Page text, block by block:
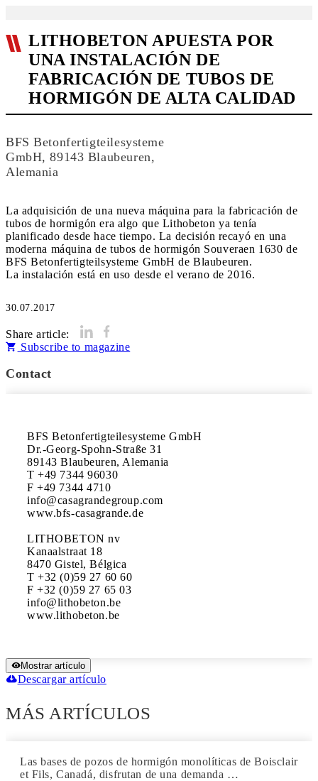
LITHOBETON APUESTA POR
UNA INSTALACIÓN DE
FABRICACIÓN DE TUBOS DE
HORMIGÓN DE ALTA CALIDAD
BFS Betonfertigteilesysteme
GmbH, 89143 Blaubeuren,
Alemania
La adquisición de una nueva máquina para la fabricación de
tubos de hormigón era algo que Lithobeton ya tenía
planificado desde hace tiempo. La decisión recayó en una
moderna máquina de tubos de hormigón Souveraen 1630 de
BFS Betonfertigteilsysteme GmbH de Blaubeuren.
La instalación está en uso desde el verano de 2016.
30.07.2017
Share article:
Subscribe to magazine
Contact
BFS Betonfertigteilesysteme GmbH
Dr.-Georg-Spohn-Straße 31
89143 Blaubeuren, Alemania
T +49 7344 96030
F +49 7344 4710
info@casagrandegroup.com
www.bfs-casagrande.de
LITHOBETON nv
Kanaalstraat 18
8470 Gistel, Bélgica
T +32 (0)59 27 60 60
F +32 (0)59 27 65 03
info@lithobeton.be
Mostrar artículo
Descargar artículo
MÁS ARTÍCULOS
Las bases de pozos de hormigón monolíticas de Boisclair
et Fils, Canadá, disfrutan de una demanda …